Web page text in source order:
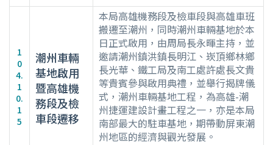
1
0
4.
1
0.
1
5
潮州車輛
基地啟用
暨高雄機
務段及檢
車段遷移
本局高雄機務段及檢車段與高雄車班
搬遷至潮州，同時潮州車輛基地於本
日正式啟用，由周局長永暉主持，並
邀請潮州鎮洪鎮長明江、崁頂鄉林鄉
長光華、鐵工局及南工處許處長文貴
等貴賓參與啟用典禮，並舉行揭牌儀
式，潮州車輛基地工程，為高雄-潮
州捷運建設計畫工程之一，亦是本局
南部最大的駐車基地，期帶動屏東潮
州地區的經濟與觀光發展。